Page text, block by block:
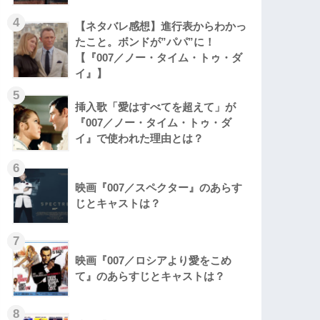
4
【ネタバレ感想】進行表からわかっ
たこと。ボンドが”パパ”に！
【『007／ノー・タイム・トゥ・ダ
イ』】
5
挿入歌「愛はすべてを超えて」が
『007／ノー・タイム・トゥ・ダ
イ』で使われた理由とは？
6
映画『007／スペクター』のあらす
じとキャストは？
7
映画『007／ロシアより愛をこめ
て』のあらすじとキャストは？
8